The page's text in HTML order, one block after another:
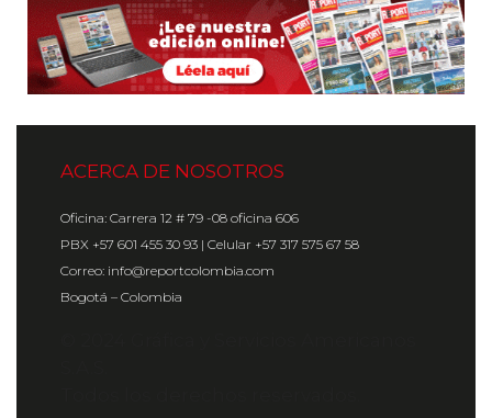
ACERCA DE NOSOTROS
Oficina: Carrera 12 # 79 -08 oficina 606
PBX +57 601 455 30 93 | Celular +57 317 575 67 58
Correo: info@reportcolombia.com
Bogotá – Colombia